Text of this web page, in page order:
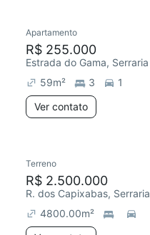
Apartamento
R$ 255.000
Estrada do Gama, Serraria
59m² 3
1
Ver contato
Terreno
R$ 2.500.000
R. dos Capixabas, Serraria
4800.00m²